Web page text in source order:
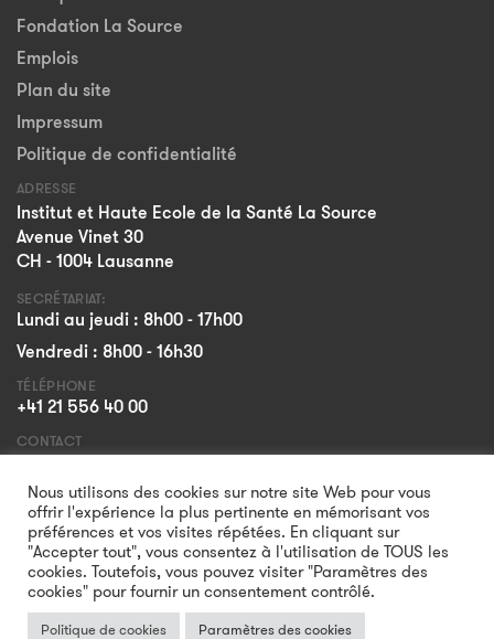
Fondation La Source
Emplois
Plan du site
Impressum
Politique de confidentialité
ADRESSE
Institut et Haute Ecole de la Santé La Source
Avenue Vinet 30
CH - 1004 Lausanne
SECRÉTARIAT:
Lundi au jeudi : 8h00 - 17h00
Vendredi : 8h00 - 16h30
TÉLÉPHONE
+41 21 556 40 00
CONTACT
Formulaire
Nous utilisons des cookies sur notre site Web pour vous
offrir l'expérience la plus pertinente en mémorisant vos
préférences et vos visites répétées. En cliquant sur
"Accepter tout", vous consentez à l'utilisation de TOUS les
cookies. Toutefois, vous pouvez visiter "Paramètres des
cookies" pour fournir un consentement contrôlé.
Politique de cookies Paramètres des cookies